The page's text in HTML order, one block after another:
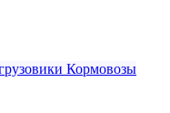
Кормовозы